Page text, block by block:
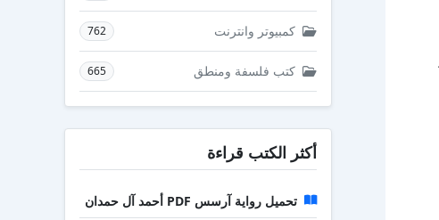
كمبيوتر وانترنت 762
كتب فلسفة ومنطق 665
أكثر الكتب قراءة
تحميل رواية آرسس PDF أحمد آل حمدان